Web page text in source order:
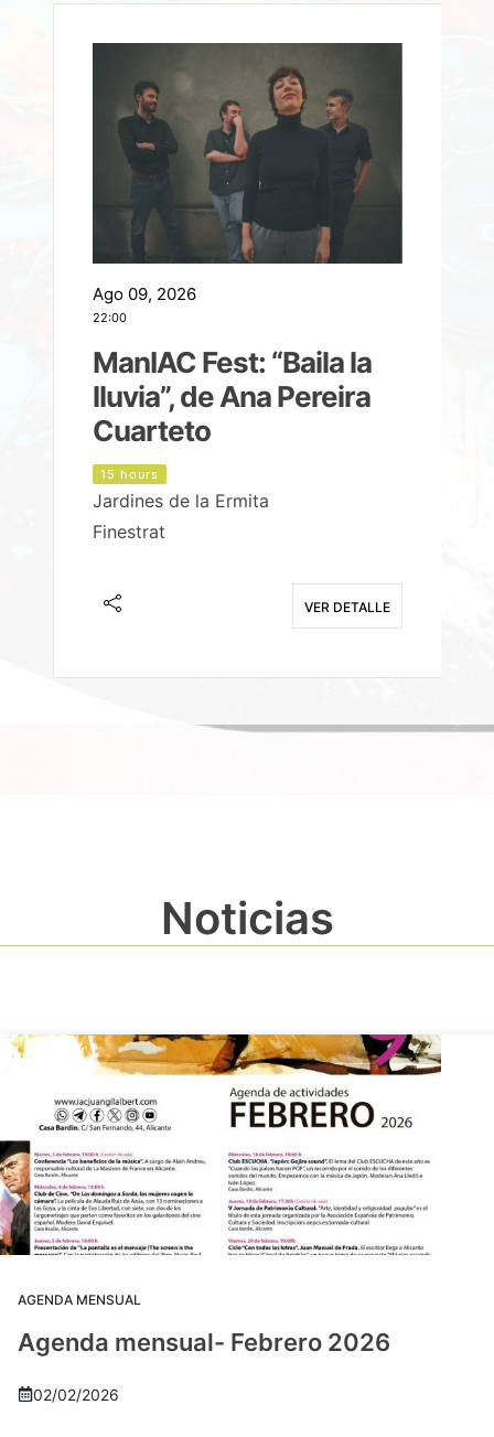
Ago 09, 2026
22:00
ManIAC Fest: “Baila la
lluvia”, de Ana Pereira
Cuarteto
15 hours
Jardines de la Ermita
Finestrat
VER DETALLE
Noticias
AGENDA MENSUAL
Agenda mensual- Febrero 2026
02/02/2026